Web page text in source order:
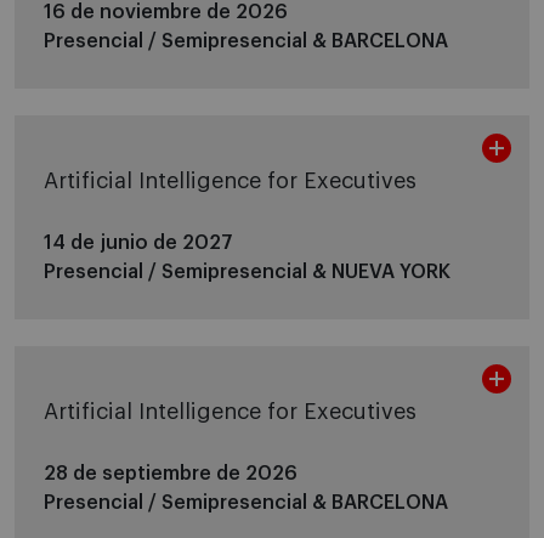
16 de noviembre de 2026
Presencial / Semipresencial & BARCELONA
Artificial Intelligence for Executives
14 de junio de 2027
Presencial / Semipresencial & NUEVA YORK
Artificial Intelligence for Executives
28 de septiembre de 2026
Presencial / Semipresencial & BARCELONA